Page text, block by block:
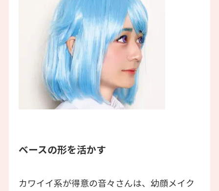
ベースの形を活かす
カワイイ系が得意の音々さんは、幼顔メイク